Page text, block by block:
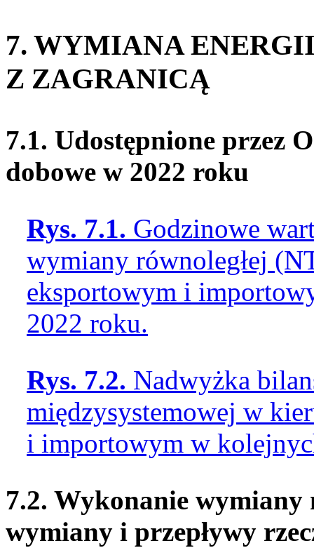
7. WYMIANA
Z ZAGRANICĄ
7.1. Udostępnione przez
dobowe w 2022 roku
Rys. 7.1. Godzinowe
wymiany równoległej
eksportowym i
2022 roku.
Rys. 7.2. Nadwyżka
międzysystemowej w
i importowym w
7.2. Wykonanie
wymiany i przepływy